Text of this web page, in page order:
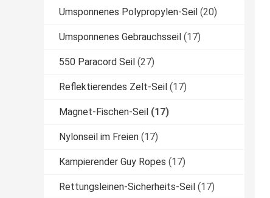
Umsponnenes Polypropylen-Seil (20)
Umsponnenes Gebrauchsseil (17)
550 Paracord Seil (27)
Reflektierendes Zelt-Seil (17)
Magnet-Fischen-Seil (17)
Nylonseil im Freien (17)
Kampierender Guy Ropes (17)
Rettungsleinen-Sicherheits-Seil (17)